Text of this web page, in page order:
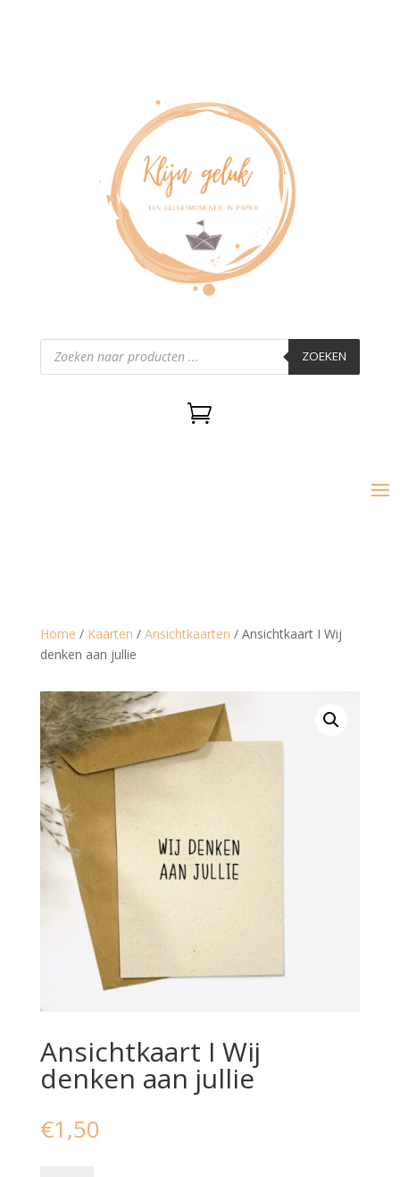
Producten
zoeken ZOEKEN

Home / Kaarten / Ansichtkaarten / Ansichtkaart I Wij
denken aan jullie
Ansichtkaart I Wij
denken aan jullie
€1,50